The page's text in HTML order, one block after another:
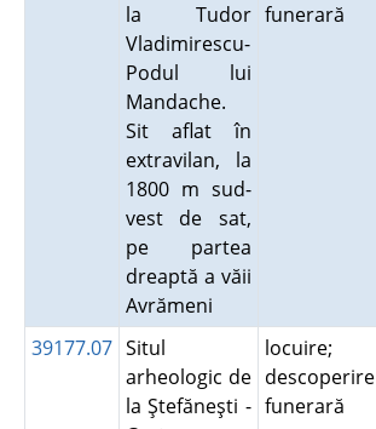
la Tudor
Vladimirescu-
Podul lui
Mandache.
Sit aflat în
extravilan, la
1800 m sud-
vest de sat,
pe partea
dreaptă a văii
Avrămeni
funerară
39177.07 Situl
arheologic de
la Ştefăneşti -
locuire;
descoperire
funerară